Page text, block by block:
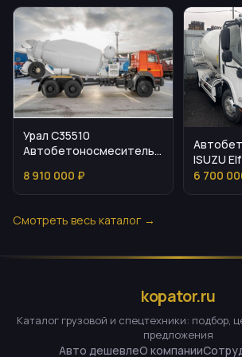
Урал С35510
Автобетоносмеситель
подачи бетона
8 910 000 ₽
ISUZU
стройке
6 700
Смотреть весь каталог →
kopator.ru
Каталог грузовой и спецтехники: подбор,
предложения
Авто дешевлеО компании